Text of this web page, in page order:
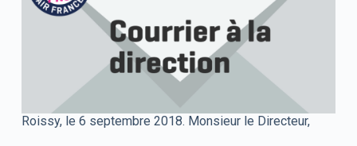
Roissy, le 6 septembre 2018. Monsieur le Directeur,